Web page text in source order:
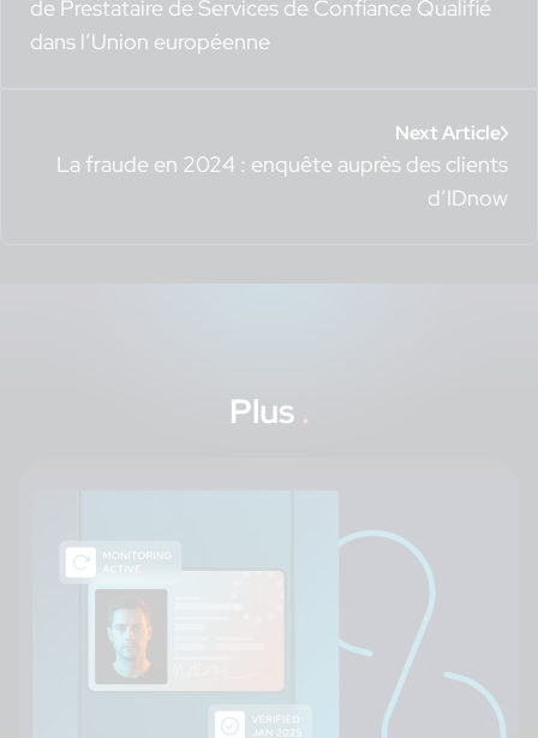
de Prestataire de Services de Confiance Qualifié
dans l’Union européenne
Next Article
La fraude en 2024 : enquête auprès des clients
d’IDnow
Plus .